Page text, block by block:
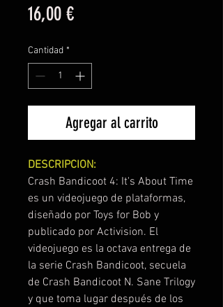
16,00 €Precio
Cantidad *
Agregar al carrito
DESCRIPCION:
Crash Bandicoot 4: It's About Time
es un videojuego de plataformas,
diseñado por Toys for Bob y
publicado por Activision. El
videojuego es la octava entrega de
la serie Crash Bandicoot, secuela
de Crash Bandicoot N. Sane Trilogy
y que toma lugar después de los